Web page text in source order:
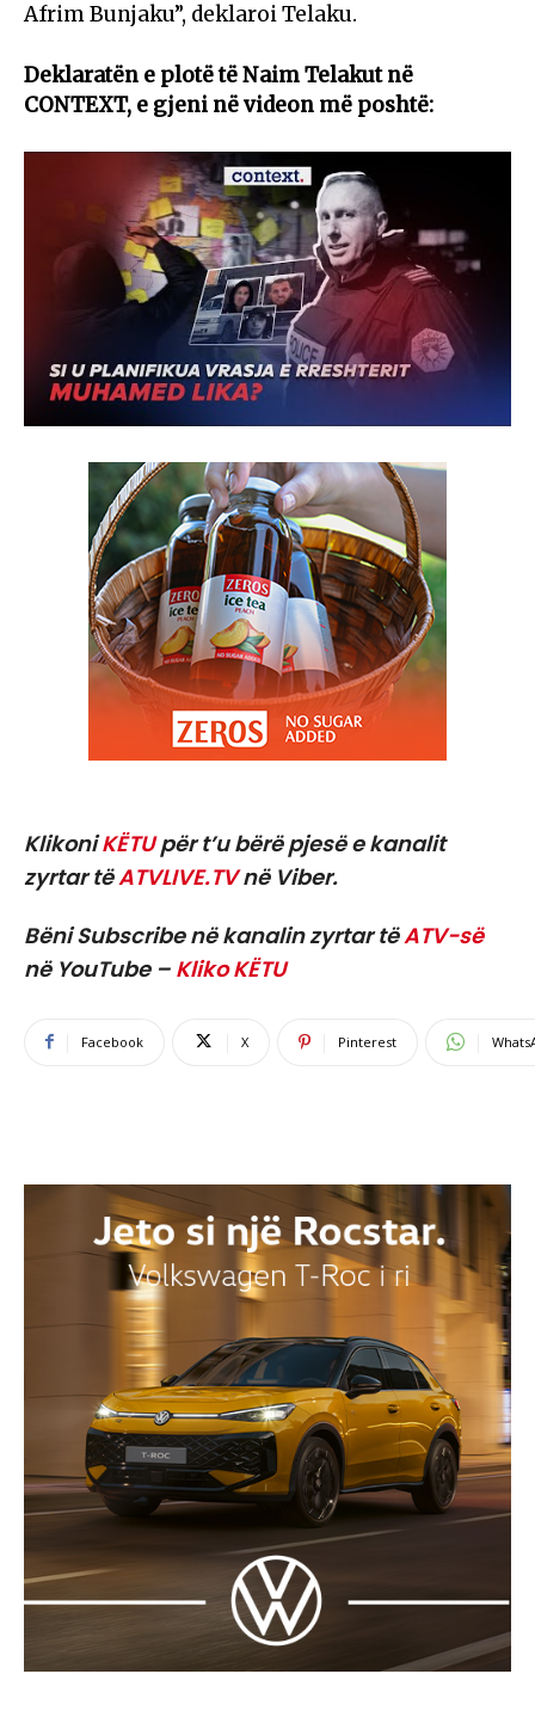
Afrim Bunjaku”, deklaroi Telaku.
Deklaratën e plotë të Naim Telakut në
CONTEXT, e gjeni në videon më poshtë:
KlikoniKËTUpër t’u bërë pjesë e kanalit
zyrtar tëATVLIVE.TVnë Viber.
Bëni Subscribe në kanalin zyrtar tëATV-së
në YouTube – Kliko KËTU
Facebook X Pinterest